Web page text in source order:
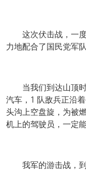
这次伏击战，一
力地配合了国民党军
当我们到达山顶
汽车，1 队敌兵正沿
头沟上空盘旋，为被
机上的驾驶员，一定
我军的游击战，